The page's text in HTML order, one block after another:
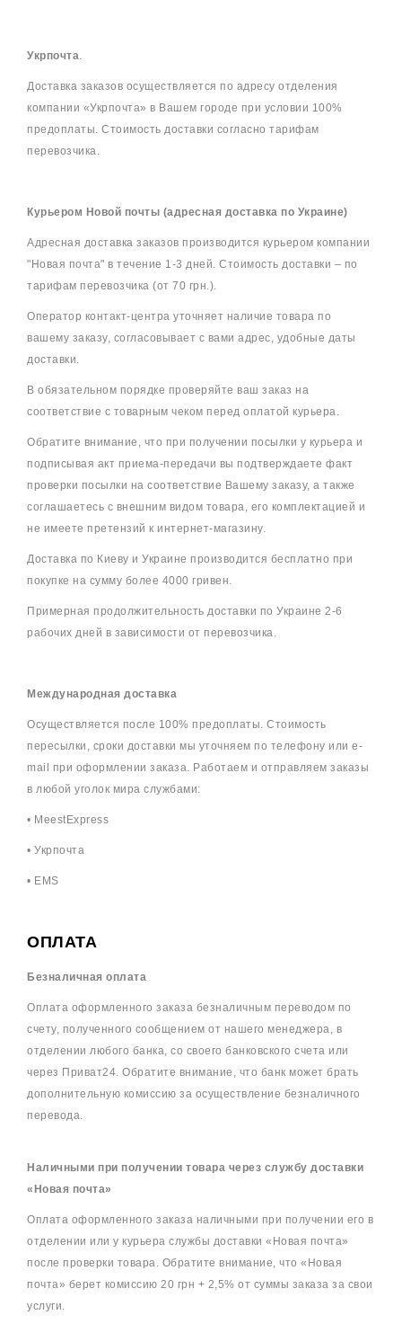
Укрпочта.
Доставка заказов осуществляется по адресу отделения
компании «Укрпочта» в Вашем городе при условии 100%
предоплаты. Стоимость доставки согласно тарифам
перевозчика.
Курьером Новой почты (адресная доставка по Украине)
Адресная доставка заказов производится курьером компании
"Новая почта" в течение 1-3 дней. Стоимость доставки – по
тарифам перевозчика (от 70 грн.).
Оператор контакт-центра уточняет наличие товара по
вашему заказу, согласовывает с вами адрес, удобные даты
доставки.
В обязательном порядке проверяйте ваш заказ на
соответствие с товарным чеком перед оплатой курьера.
Обратите внимание, что при получении посылки у курьера и
подписывая акт приема-передачи вы подтверждаете факт
проверки посылки на соответствие Вашему заказу, а также
соглашаетесь с внешним видом товара, его комплектацией и
не имеете претензий к интернет-магазину.
Доставка по Киеву и Украине производится бесплатно при
покупке на сумму более 4000 гривен.
Примерная продолжительность доставки по Украине 2-6
рабочих дней в зависимости от перевозчика.
Международная доставка
Осуществляется после 100% предоплаты. Стоимость
пересылки, сроки доставки мы уточняем по телефону или e-
mail при оформлении заказа. Работаем и отправляем заказы
в любой уголок мира службами:
• MeestExpress
• Укрпочта
• EMS
ОПЛАТА
Безналичная оплата
Оплата оформленного заказа безналичным переводом по
счету, полученного сообщением от нашего менеджера, в
отделении любого банка, со своего банковского счета или
через Приват24. Обратите внимание, что банк может брать
дополнительную комиссию за осуществление безналичного
перевода.
Наличными при получении товара через службу доставки
«Новая почта»
Оплата оформленного заказа наличными при получении его в
отделении или у курьера службы доставки «Новая почта»
после проверки товара. Обратите внимание, что «Новая
почта» берет комиссию 20 грн + 2,5% от суммы заказа за свои
услуги.